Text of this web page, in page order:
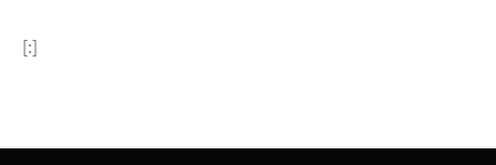
[:]